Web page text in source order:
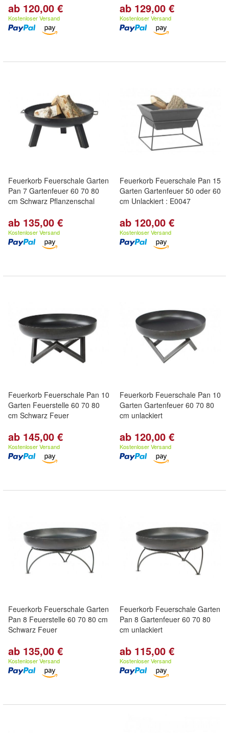
ab 120,00 €
Kostenloser Versand
ab 129,00 €
Kostenloser Versand
Feuerkorb Feuerschale Garten
Pan 7 Gartenfeuer 60 70 80
cm Schwarz Pflanzenschal
ab 135,00 €
Kostenloser Versand
Feuerkorb Feuerschale Pan 15
Garten Gartenfeuer 50 oder 60
cm Unlackiert : E0047
ab 120,00 €
Kostenloser Versand
Feuerkorb Feuerschale Pan 10
Garten Feuerstelle 60 70 80
cm Schwarz Feuer
ab 145,00 €
Kostenloser Versand
Feuerkorb Feuerschale Pan 10
Garten Gartenfeuer 60 70 80
cm unlackiert
ab 120,00 €
Kostenloser Versand
Feuerkorb Feuerschale Garten
Pan 8 Feuerstelle 60 70 80 cm
Schwarz Feuer
ab 135,00 €
Kostenloser Versand
Feuerkorb Feuerschale Garten
Pan 8 Gartenfeuer 60 70 80
cm unlackiert
ab 115,00 €
Kostenloser Versand